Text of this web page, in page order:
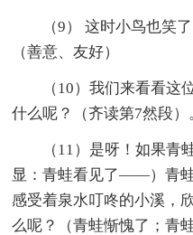
（9） 这时小鸟也笑了
（善意、友好）
（10）我们来看看这位
什么呢？（齐读第7然段）
（11）是呀！如果青蛙
显：青蛙看见了——）青
感受着泉水叮咚的小溪，
么呢？（青蛙惭愧了；青